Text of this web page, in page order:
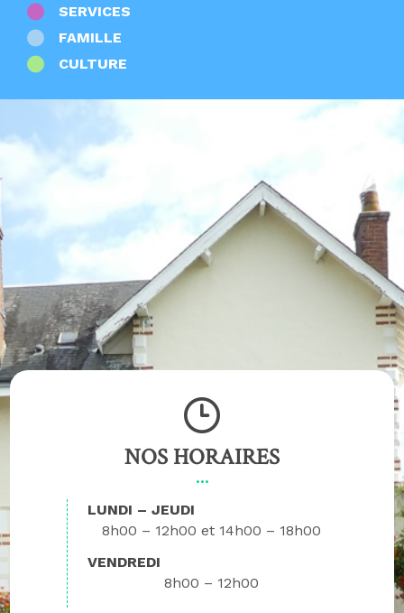
SERVICES
FAMILLE
CULTURE
NOS HORAIRES
LUNDI – JEUDI
8h00 – 12h00
14h00 – 18h00
VENDREDI
8h00 – 12h00